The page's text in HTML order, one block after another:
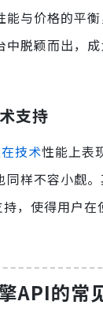
能与价格的平
中脱颖而出，
支持
技术性能上表
同样不容小觑
，使得用户在
API的常